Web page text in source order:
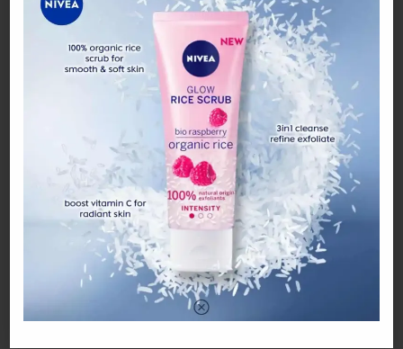
nampaknya lepasni! 😅
View this post on Instagram